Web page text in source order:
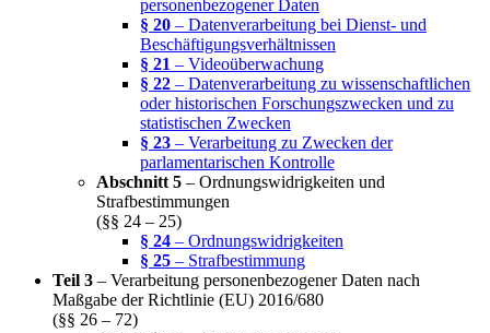
personenbezogener Daten
§ 20 – Datenverarbeitung bei Dienst- und
Beschäftigungsverhältnissen
§ 21 – Videoüberwachung
§ 22 – Datenverarbeitung zu wissenschaftlichen
oder historischen Forschungszwecken und zu
statistischen Zwecken
§ 23 – Verarbeitung zu Zwecken der
parlamentarischen Kontrolle
Abschnitt 5 – Ordnungswidrigkeiten und
Strafbestimmungen
(§§ 24 – 25)
§ 24 – Ordnungswidrigkeiten
§ 25 – Strafbestimmung
Teil 3 – Verarbeitung personenbezogener Daten nach
Maßgabe der Richtlinie (EU) 2016/680
(§§ 26 – 72)